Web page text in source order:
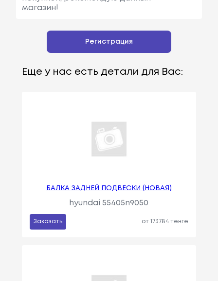
магазин!
Регистрация
Еще у нас есть детали для Вас:
БАЛКА ЗАДНЕЙ ПОДВЕСКИ (НОВАЯ)
hyundai 55405n9050
Заказать от 173784 тенге